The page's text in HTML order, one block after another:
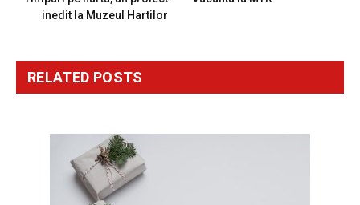
inedit la Muzeul Hartilor
RELATED POSTS